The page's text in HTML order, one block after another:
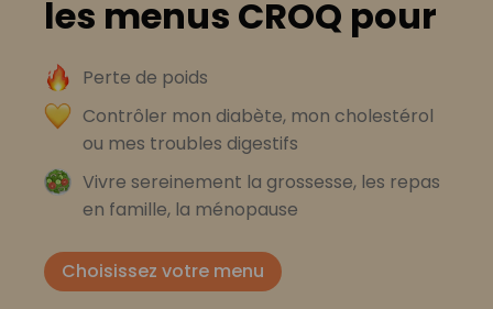
les menus CROQ pour
Perte de poids
Contrôler mon diabète, mon cholestérol
ou mes troubles digestifs
Vivre sereinement la grossesse, les repas
en famille, la ménopause
Choisissez votre menu